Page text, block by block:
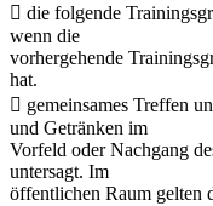
 die folgende
wenn die
vorhergehende
hat.
 gemeinsames Treffen
und Getränken im
Vorfeld oder Nachgang
untersagt. Im
öffentlichen Raum gelten